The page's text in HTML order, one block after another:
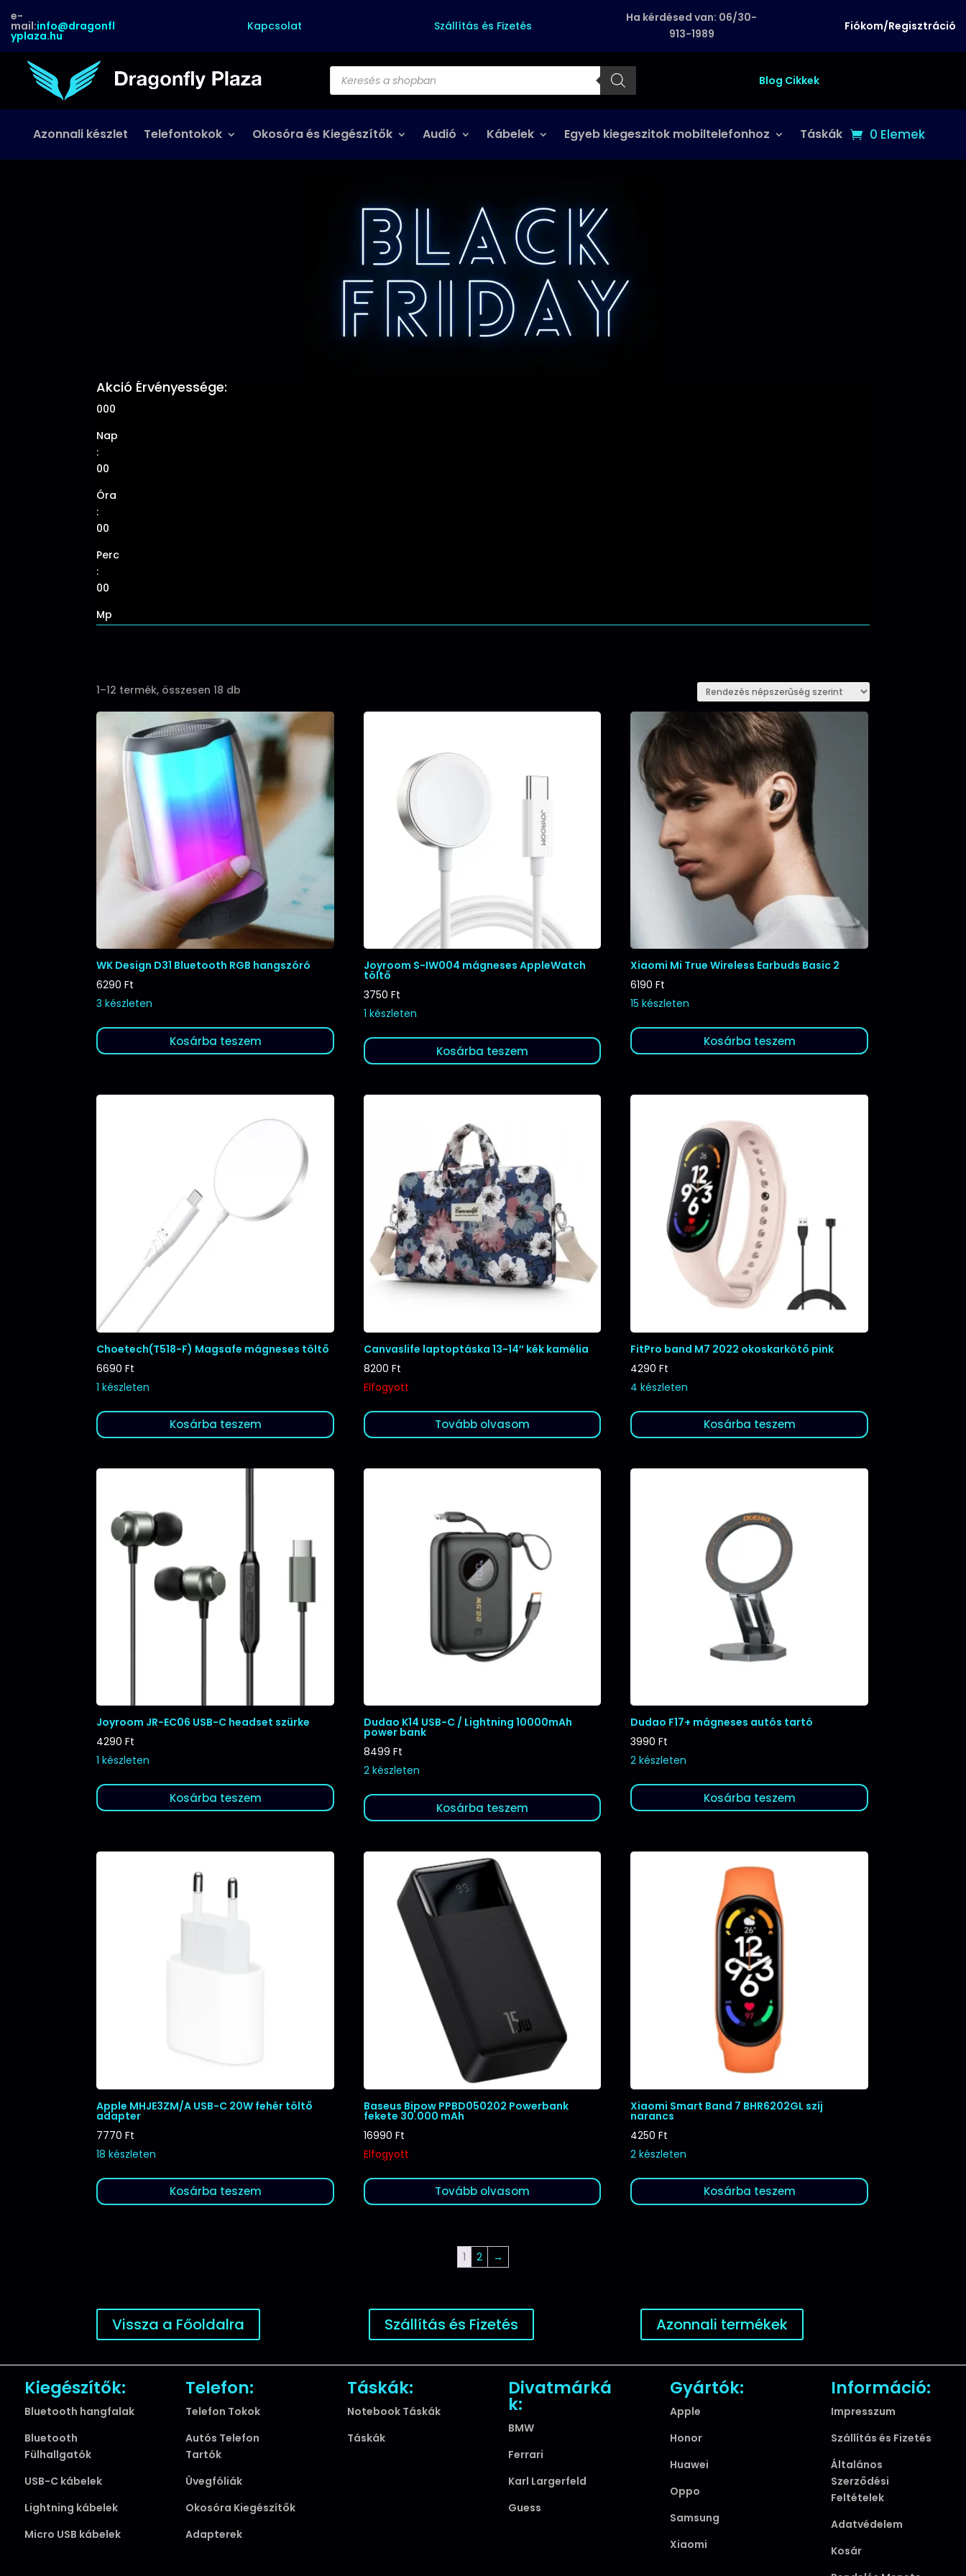
e-
mail:info@dragonfl
yplaza.hu
Kapcsolat Szállítás és Fizetés
Ha kérdésed van: 06/30-
913-1989
Fiókom/Regisztráció
Products
search Blog Cikkek
Azonnali készlet Telefontokok Okosóra és Kiegészítők Audió Kábelek Egyeb kiegeszitok mobiltelefonhoz Táskák 0 Elemek
Akció Érvényessége:
000
Nap
:
00
Óra
:
00
Perc
:
00
Mp
1–12 termék, összesen 18 db
popularity
WK Design D31 Bluetooth RGB hangszóró
6290Ft
3 készleten
Kosárba teszem
Joyroom S-IW004 mágneses AppleWatch
töltő
3750 Ft
1 készleten
Kosárba teszem
Xiaomi Mi True Wireless Earbuds Basic 2
6190Ft
15 készleten
Kosárba teszem
Choetech(T518-F) Magsafe mágneses töltő
6690Ft
1 készleten
Kosárba teszem
Canvaslife laptoptáska 13-14″ kék kamélia
8200 Ft
Elfogyott
Tovább olvasom
FitPro band M7 2022 okoskarkötő pink
4290Ft
4 készleten
Kosárba teszem
Joyroom JR-EC06 USB-C headset szürke
4290Ft
1 készleten
Kosárba teszem
Dudao K14 USB-C / Lightning 10000mAh
power bank
8499 Ft
2 készleten
Kosárba teszem
Dudao F17+ mágneses autós tartó
3990Ft
2 készleten
Kosárba teszem
Apple MHJE3ZM/A USB-C 20W fehér töltő
adapter
7770Ft
18 készleten
Kosárba teszem
Baseus Bipow PPBD050202 Powerbank
fekete 30.000 mAh
16990 Ft
Elfogyott
Tovább olvasom
Xiaomi Smart Band 7 BHR6202GL szíj
narancs
4250Ft
2 készleten
Kosárba teszem
1 2 →
Vissza a Főoldalra Szállítás és Fizetés Azonnali termékek
Kiegészítők:
Bluetooth hangfalak
Bluetooth
Fülhallgatók
USB-C kábelek
Lightning kábelek
Micro USB kábelek
Telefon:
Telefon Tokok
Autós Telefon
Tartók
Üvegfóliák
Okosóra Kiegészítők
Adapterek
Táskák:
Notebook Táskák
Táskák
Divatmárká
k:
BMW
Ferrari
Karl Largerfeld
Guess
Gyártók:
Apple
Honor
Huawei
Oppo
Samsung
Xiaomi
Információ:
Impresszum
Szállítás és Fizetés
Általános
Szerződési
Feltételek
Adatvédelem
Kosár